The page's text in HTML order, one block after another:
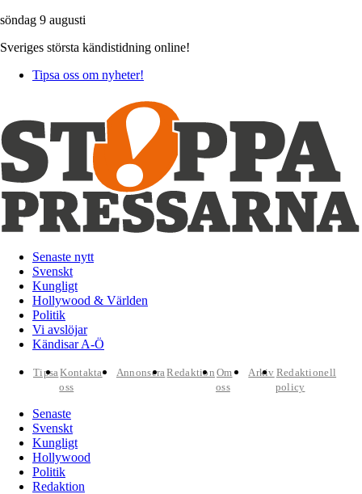
söndag 9 augusti
Sveriges största kändistidning online!
Tipsa oss om nyheter!
Senaste nytt
Svenskt
Kungligt
Hollywood & Världen
Politik
Vi avslöjar
Kändisar A-Ö
TipsaKontakta
oss
AnnonseraRedaktion Om
oss
Arkiv Redaktionell
policy
Senaste
Svenskt
Kungligt
Hollywood
Politik
Redaktion